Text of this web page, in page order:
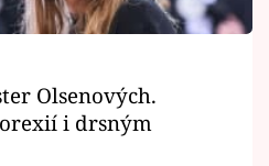
Olsenových.
i drsným